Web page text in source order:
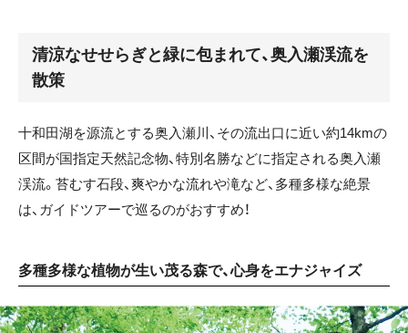
清涼なせせらぎと緑に包まれて、奥入瀬渓流を
散策
十和田湖を源流とする奥入瀬川、その流出口に近い約14kmの
区間が国指定天然記念物、特別名勝などに指定される奥入瀬
渓流。苔むす石段、爽やかな流れや滝など、多種多様な絶景
は、ガイドツアーで巡るのがおすすめ！
多種多様な植物が生い茂る森で、心身をエナジャイズ